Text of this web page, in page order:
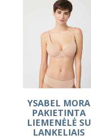
YSABEL MORA
PAKIETINTA
LIEMENĖLĖ SU
LANKELIAIS